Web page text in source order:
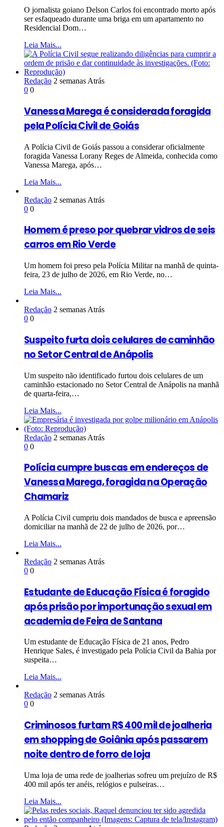
O jornalista goiano Delson Carlos foi encontrado morto após
ser esfaqueado durante uma briga em um apartamento no
Residencial Dom…
Leia Mais...
Redação 2 semanas Atrás
0 0
Vanessa Marega é considerada foragida
pela Polícia Civil de Goiás
A Polícia Civil de Goiás passou a considerar oficialmente
foragida Vanessa Lorany Reges de Almeida, conhecida como
Vanessa Marega, após…
Leia Mais...
Redação 2 semanas Atrás
0 0
Homem é preso por quebrar vidros de seis
carros em Rio Verde
Um homem foi preso pela Polícia Militar na manhã de quinta-
feira, 23 de julho de 2026, em Rio Verde, no…
Leia Mais...
Redação 2 semanas Atrás
0 0
Suspeito furta dois celulares de caminhão
no Setor Central de Anápolis
Um suspeito não identificado furtou dois celulares de um
caminhão estacionado no Setor Central de Anápolis na manhã
de quarta-feira,…
Leia Mais...
Redação 2 semanas Atrás
0 0
Polícia cumpre buscas em endereços de
Vanessa Marega, foragida na Operação
Chamariz
A Polícia Civil cumpriu dois mandados de busca e apreensão
domiciliar na manhã de 22 de julho de 2026, por…
Leia Mais...
Redação 2 semanas Atrás
0 0
Estudante de Educação Física é foragido
após prisão por importunação sexual em
academia de Feira de Santana
Um estudante de Educação Física de 21 anos, Pedro
Henrique Sales, é investigado pela Polícia Civil da Bahia por
suspeita…
Leia Mais...
Redação 2 semanas Atrás
0 0
Criminosos furtam R$ 400 mil de joalheria
em shopping de Goiânia após passarem
noite dentro de forro de loja
Uma loja de uma rede de joalherias sofreu um prejuízo de R$
400 mil após ter anéis, relógios e pulseiras…
Leia Mais...